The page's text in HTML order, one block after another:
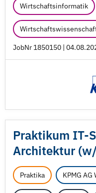
Wirtschaftsinformatik
JobNr 1850150 |
Praktikum IT-
Architektur
Praktika KPMG